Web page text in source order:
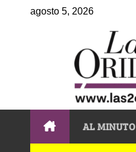
agosto 5, 2026
AL MINUTO